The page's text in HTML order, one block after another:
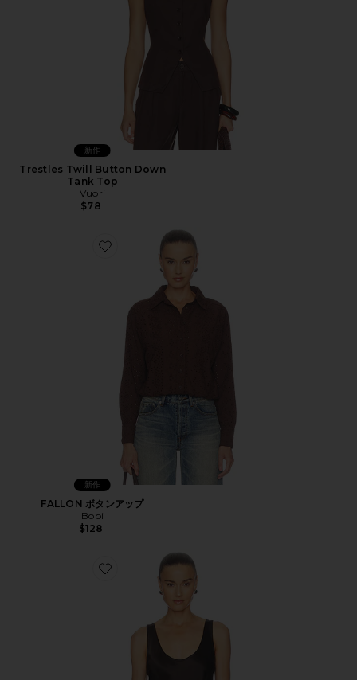
新作
Trestles Twill Button Down
Tank Top
Vuori
$78
新作
FALLON ボタンアップ
Bobi
$128
Favorite TANK トップ